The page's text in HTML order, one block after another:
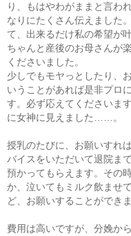
り、もはやわがままと言わ
なりにたくさん伝えました
て、出来るだけ私の希望が
ちゃんと産後のお母さんが
くださいました。
少しでもモヤっとしたり、
いうことがあれば是非プロ
す。必ず応えてくださいま
に女神に見えました……。
授乳のたびに、お願いすれ
バイスをいただいて退院ま
預かってもらえます。その
か、泣いてもミルク飲ませ
ど、お願いすることができま
費用は高いですが、分娩か